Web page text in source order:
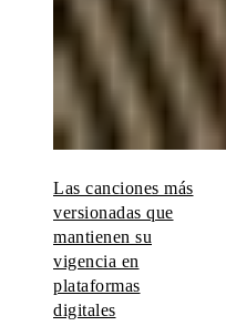
Las canciones más
versionadas que
mantienen su
vigencia en
plataformas
digitales